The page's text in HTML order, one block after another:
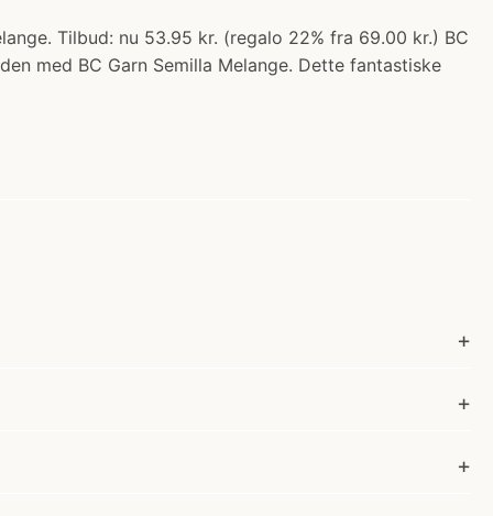
Tilbud: nu 53.95 kr. (regalo 22% fra 69.00 kr.) BC
med BC Garn Semilla Melange. Dette fantastiske